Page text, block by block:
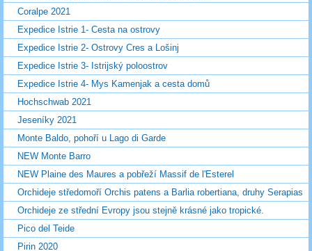
Coralpe 2021
Expedice Istrie 1- Cesta na ostrovy
Expedice Istrie 2- Ostrovy Cres a Lošinj
Expedice Istrie 3- Istrijský poloostrov
Expedice Istrie 4- Mys Kamenjak a cesta domů
Hochschwab 2021
Jeseníky 2021
Monte Baldo, pohoří u Lago di Garde
NEW Monte Barro
NEW Plaine des Maures a pobřeží Massif de l'Esterel
Orchideje středomoří Orchis patens a Barlia robertiana, druhy Serapias
Orchideje ze střední Evropy jsou stejně krásné jako tropické.
Pico del Teide
Pirin 2020